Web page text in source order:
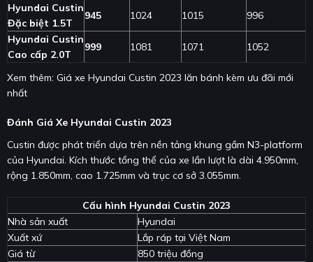
Hyundai Custin
Đặc biệt 1.5T
945 1024 1015
996
Hyundai Custin
Cao cấp 2.0T
999 1081 1071 1052
Xem thêm: Giá xe Hyundai Custin 2023 lăn bánh kèm ưu đãi mới
nhất
Đánh Giá Xe Hyundai Custin 2023
Custin được phát triển dựa trên nền tảng khung gầm N3-platform
của Hyundai. Kích thước tổng thể của xe lần lượt là dài 4.950mm,
rộng 1.850mm, cao 1.725mm và trục cơ sở 3.055mm.
Cấu hình Hyundai Custin 2023
Nhà sản xuất
Hyundai
Xuất xứ
Lắp ráp tại Việt Nam
Giá từ
850 triệu đồng